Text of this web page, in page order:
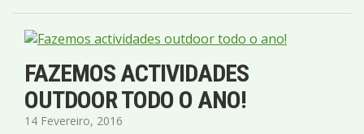
FAZEMOS ACTIVIDADES
OUTDOOR TODO O ANO!
14 Fevereiro, 2016